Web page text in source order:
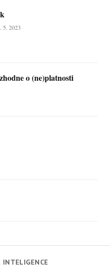
5. 2023
o (ne)platnosti
INTELIGENCE